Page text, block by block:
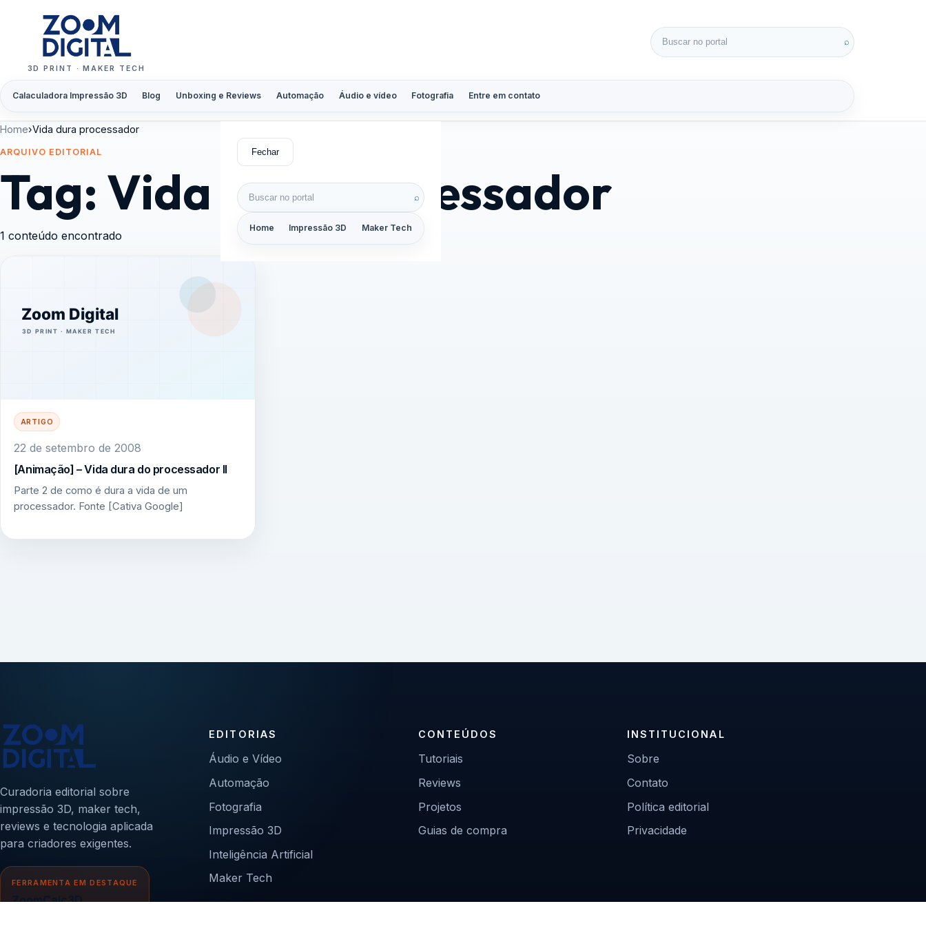
3D PRINT · MAKER TECH
Calaculadora Impressão 3D Blog Unboxing e Reviews Automação Áudio e vídeo Fotografia Entre em contato
Buscar por: ⌕
Fechar
Buscar por: ⌕
Home Impressão 3D Maker Tech
Home›Vida dura processador
ARQUIVO EDITORIAL
Tag: Vida dura processador
1 conteúdo encontrado
ARTIGO
22 de setembro de 2008
[Animação] – Vida dura do processador II
Parte 2 de como é dura a vida de um
processador. Fonte [Cativa Google]
Curadoria editorial sobre
impressão 3D, maker tech,
reviews e tecnologia aplicada
para criadores exigentes.
FERRAMENTA EM DESTAQUE
ZoomCalc3D
EDITORIAS
Áudio e Vídeo
Automação
Fotografia
Impressão 3D
Inteligência Artificial
Maker Tech
CONTEÚDOS
Tutoriais
Reviews
Projetos
Guias de compra
INSTITUCIONAL
Sobre
Contato
Política editorial
Privacidade